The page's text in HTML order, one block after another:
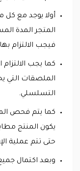
أولا يوجد مع كل
المتجر المدة
فيجب الالتزام
كما يجب الالتزام
الملصقات التي
التسلسلي.
كما يتم فحص
يكون المنتج
حتى تتم عملية
وبعد اكتمال